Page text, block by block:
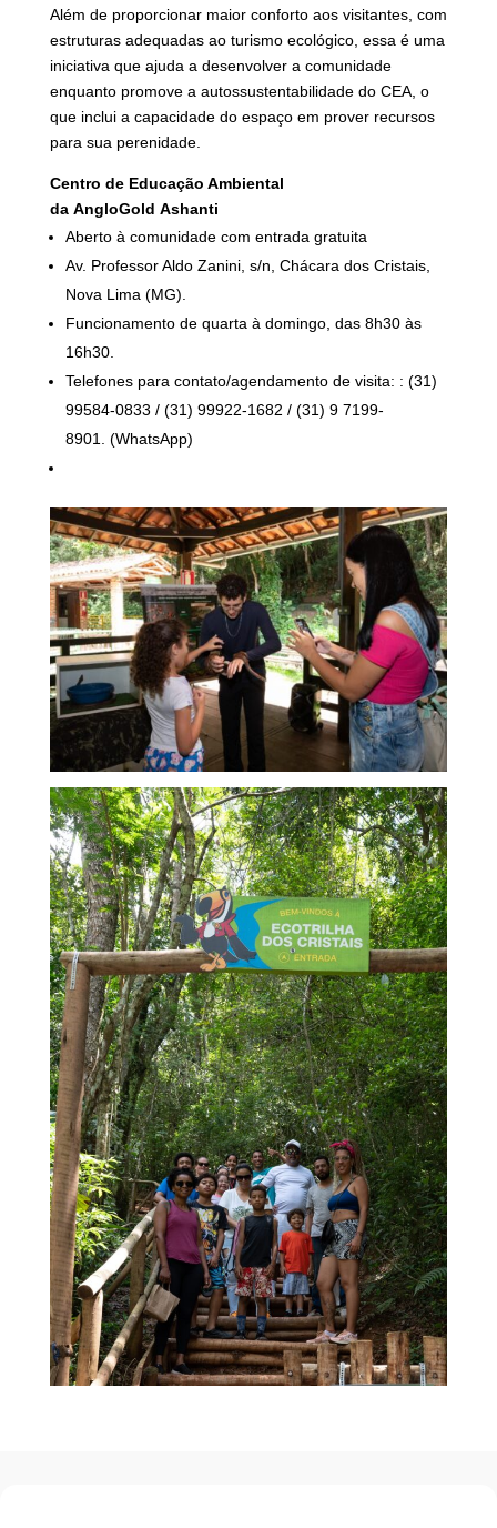
Além de proporcionar maior conforto aos visitantes, com
estruturas adequadas ao turismo ecológico, essa é uma
iniciativa que ajuda a desenvolver a comunidade
enquanto promove a autossustentabilidade do CEA, o
que inclui a capacidade do espaço em prover recursos
para sua perenidade.
Centro de Educação Ambiental
da AngloGold Ashanti
Aberto à comunidade com entrada gratuita
Av. Professor Aldo Zanini, s/n, Chácara dos Cristais,
Nova Lima (MG).
Funcionamento de quarta à domingo, das 8h30 às
16h30.
Telefones para contato/agendamento de visita: : (31)
99584-0833 / (31) 99922-1682 / (31) 9 7199-
8901. (WhatsApp)